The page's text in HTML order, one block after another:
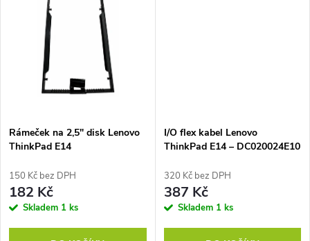
Rámeček na 2,5" disk Lenovo
ThinkPad E14
150 Kč bez DPH
182 Kč
Skladem 1 ks
I/O flex kabel Lenovo
ThinkPad E14 – DC020024E10
320 Kč bez DPH
387 Kč
Skladem 1 ks